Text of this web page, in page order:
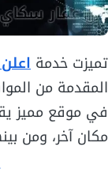
تميزت خدمة
المقدمة من
في موقع مميز
مكان آخر، ومن